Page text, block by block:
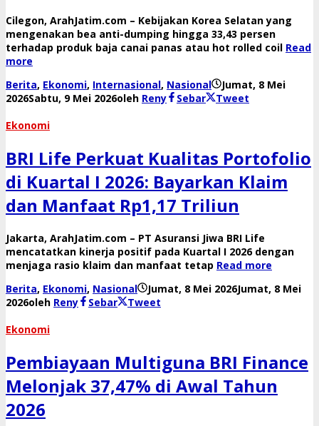
Cilegon, ArahJatim.com – Kebijakan Korea Selatan yang
mengenakan bea anti-dumping hingga 33,43 persen
terhadap produk baja canai panas atau hot rolled coil Read
more
Berita, Ekonomi, Internasional, Nasional
Jumat, 8 Mei
2026Sabtu, 9 Mei 2026oleh Reny Sebar
Tweet
Ekonomi
BRI Life Perkuat Kualitas Portofolio
di Kuartal I 2026: Bayarkan Klaim
dan Manfaat Rp1,17 Triliun
Jakarta, ArahJatim.com – PT Asuransi Jiwa BRI Life
mencatatkan kinerja positif pada Kuartal I 2026 dengan
menjaga rasio klaim dan manfaat tetap Read more
Berita, Ekonomi, Nasional Jumat, 8 Mei 2026Jumat, 8 Mei
2026oleh Reny Sebar
Tweet
Ekonomi
Pembiayaan Multiguna BRI Finance
Melonjak 37,47% di Awal Tahun
2026